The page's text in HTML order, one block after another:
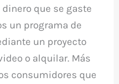
que se gaste
un programa de
un proyecto
o alquilar. Más
consumidores que